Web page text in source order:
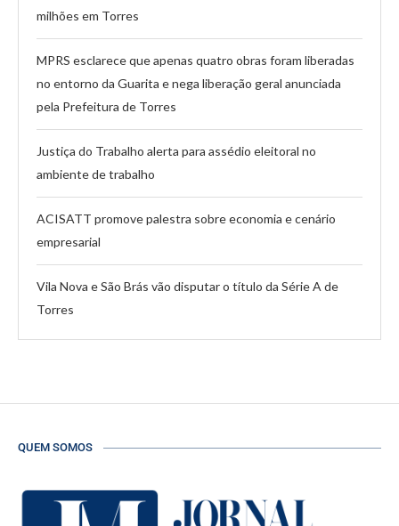
milhões em Torres
MPRS esclarece que apenas quatro obras foram liberadas
no entorno da Guarita e nega liberação geral anunciada
pela Prefeitura de Torres
Justiça do Trabalho alerta para assédio eleitoral no
ambiente de trabalho
ACISATT promove palestra sobre economia e cenário
empresarial
Vila Nova e São Brás vão disputar o título da Série A de
Torres
QUEM SOMOS